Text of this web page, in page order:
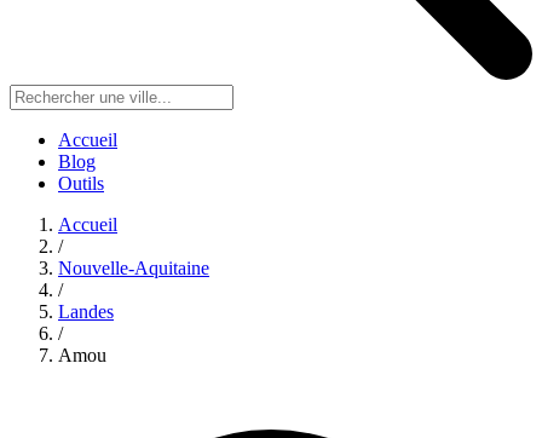
Accueil
Blog
Outils
Accueil
/
Nouvelle-Aquitaine
/
Landes
/
Amou